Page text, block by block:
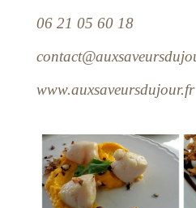
06 21 05 60 18
www.auxsaveursdujour.fr